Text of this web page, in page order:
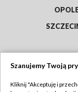
Szanujemy Twoją
Kliknij "Akceptuję i